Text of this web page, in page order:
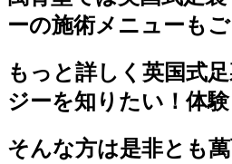
ーの施術メニューもご
もっと詳しく英国式
ジーを知りたい！体
そんな方は是非とも